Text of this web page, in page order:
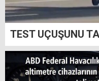
TEST UÇUŞUNU